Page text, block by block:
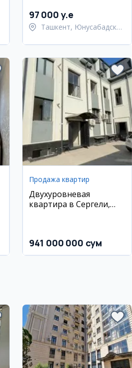
97 000 y.e
Ташкент, Юнусабадский
Продажа квартир
Двухуровневая
квартира в Сергели,
941 000 000 сум